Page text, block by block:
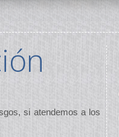
si atendemos a los